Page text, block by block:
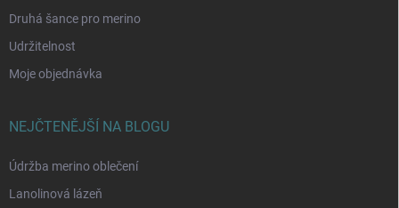
Druhá šance pro merino
Udržitelnost
Moje objednávka
NEJČTENĚJŠÍ NA BLOGU
Údržba merino oblečení
Lanolinová lázeň